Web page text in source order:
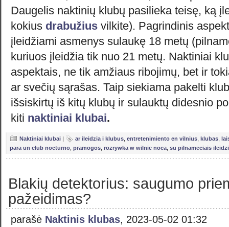
Daugelis naktinių klubų pasilieka teisę, ką
kokius drabužius vilkite). Pagrindinis
įleidžiami asmenys sulaukę 18 metų
kuriuos įleidžia tik nuo 21 metų. Naktiniai
aspektais, ne tik amžiaus ribojimų, bet ir
ar svečių sąrašas. Taip siekiama pakelti
išsiskirtų iš kitų klubų ir sulauktų didesnio
kiti naktiniai klubai.
Naktiniai klubai | ar ileidzia i klubus entretenimiento en vilnius klubas
para un club nocturno pramogos rozrywka w wilnie noca su pilnameciais
Blakių detektorius: saugumo
pažeidimas?
parašė Naktinis klubas, 2023-05-02 01:32